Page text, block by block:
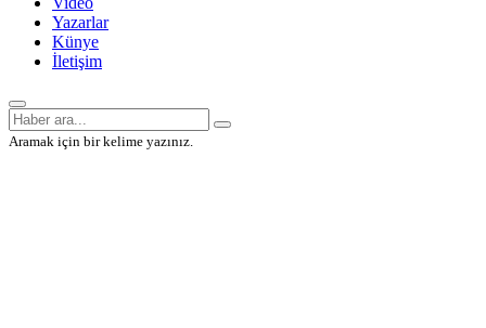
Yazarlar
Künye
İletişim
Aramak için bir kelime yazınız.